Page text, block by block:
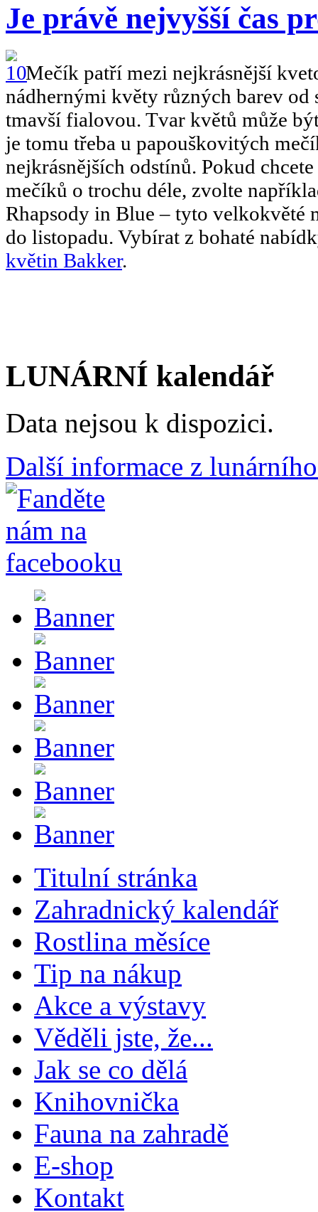
Je právě nejvyšší čas
Mečík patří mezi nejkrásnější
nádhernými květy různých barev od
tmavší fialovou. Tvar květů může
je tomu třeba u papouškovitých
nejkrásnějších odstínů. Pokud
mečíků o trochu déle, zvolte
Rhapsody in Blue – tyto velkokvěté
do listopadu. Vybírat z bohaté
květin Bakker.
LUNÁRNÍ kalendář
Data nejsou k dispozici.
Další informace z
Titulní stránka
Zahradnický kalendář
Rostlina měsíce
Tip na nákup
Akce a výstavy
Věděli jste, že...
Jak se co dělá
Knihovnička
Fauna na zahradě
E-shop
Kontakt